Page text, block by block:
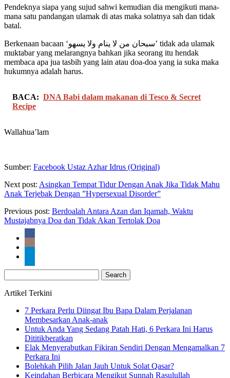
Pendeknya siapa yang sujud sahwi kemudian dia mengikuti mana-
mana satu pandangan ulamak di atas maka solatnya sah dan tidak
batal.
Berkenaan bacaan ‘سبحان من لا ينام ولا يسهو’ tidak ada ulamak
muktabar yang melarangnya bahkan jika seorang itu hendak
membaca apa jua tasbih yang lain atau doa-doa yang ia suka maka
hukumnya adalah harus.
BACA: DNA Babi dalam makanan di Tesco & Secret
Recipe
Wallahua’lam
Sumber: Facebook Ustaz Azhar Idrus (Original)
Next post: Asingkan Tempat Tidur Dengan Anak Jika Tidak Mahu
Anak Terjebak Dengan ”Hypersexual Disorder”
Previous post: Berdoalah Antara Azan dan Iqamah, Waktu
Mustajabnya Doa dan Tidak Akan Tertolak Doa
for:
Artikel Terkini
7 Perkara Perlu Diingat Ibu Bapa Dalam Perjalanan
Membesarkan Anak-anak
Untuk Anda Yang Sedang Patah Hati, 6 Perkara Ini Harus
Dititikberatkan
Elak Menyerabutkan Fikiran Sendiri Dengan Mengamalkan 7
Perkara Ini
Bolehkah Pilih Jalan Jauh Untuk Solat Qasar?
Keindahan Berbicara Mengikut Sunnah Rasulullah